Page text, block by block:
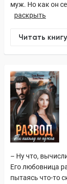
муж. Но как он
раскрыть
Читать книгу
– Ну что,
Его любовница
пытаясь что-то